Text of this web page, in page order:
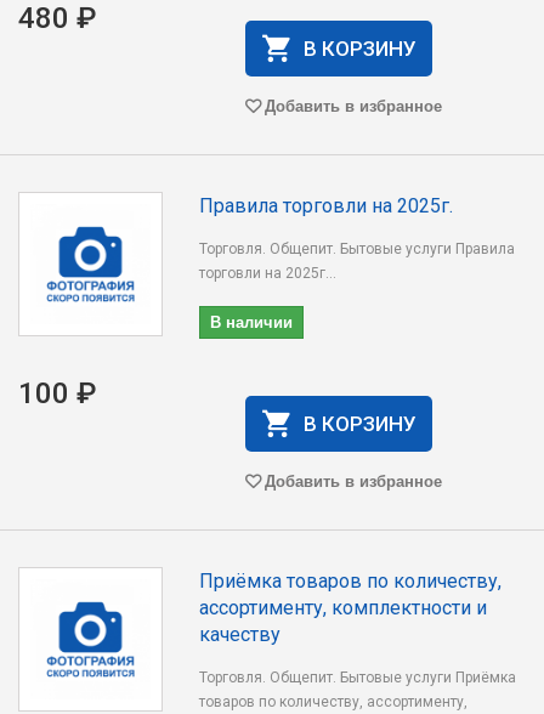
480 ₽
В КОРЗИНУ
Добавить в избранное
Правила торговли на 2025г.
Торговля. Общепит. Бытовые услуги Правила
торговли на 2025г...
В наличии
100 ₽
В КОРЗИНУ
Добавить в избранное
Приёмка товаров по количеству,
ассортименту, комплектности и
качеству
Торговля. Общепит. Бытовые услуги Приёмка
товаров по количеству, ассортименту,